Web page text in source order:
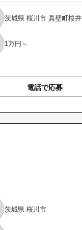
茨城県 桜川市 真壁町桜井
1万円～
電話で応募
茨城県 桜川市